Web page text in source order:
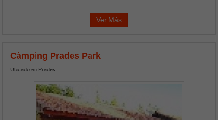
Ver Más
Càmping Prades Park
Ubicado en Prades